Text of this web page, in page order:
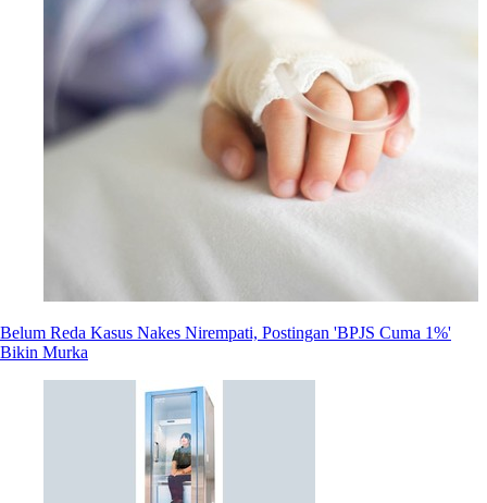
Belum Reda Kasus Nakes Nirempati, Postingan 'BPJS Cuma 1%'
Bikin Murka